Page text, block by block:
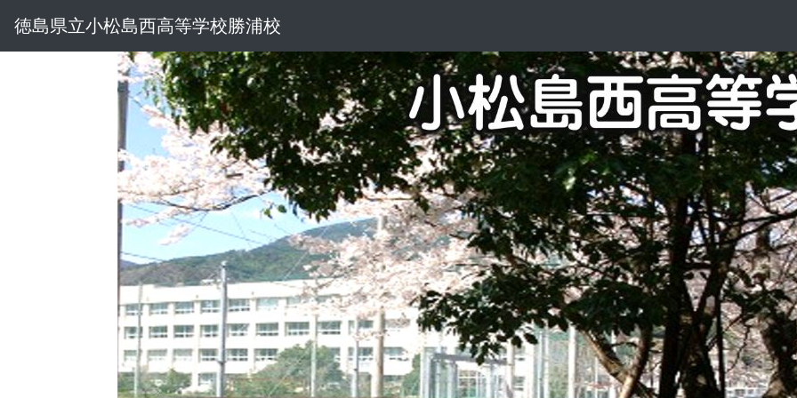
徳島県立小松島西高等学校勝浦校